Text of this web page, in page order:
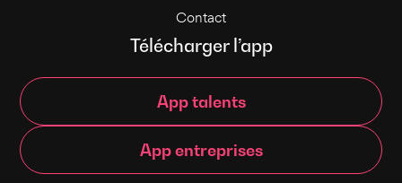
Contact
Télécharger l’app
App talents
App entreprises